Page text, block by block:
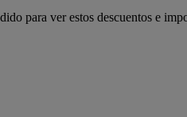
para ver estos descuentos e